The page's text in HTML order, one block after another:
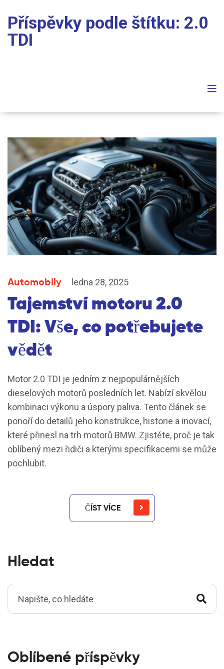
Příspěvky podle štítku: 2.0
TDI
Automobily ledna 28, 2025
Tajemství motoru 2.0
TDI: Vše, co potřebujete
vědět
Motor 2.0 TDI je jedním z nejpopulárnějších
dieselových motorů posledních let. Nabízí skvělou
kombinaci výkonu a úspory paliva. Tento článek se
ponoří do detailů jeho konstrukce, historie a inovací,
které přinesl na trh motorů BMW. Zjistěte, proč je tak
oblíbený mezi řidiči a kterými specifikacemi se může
pochlubit.
ČÍST VÍCE
Hledat
Oblíbené příspěvky